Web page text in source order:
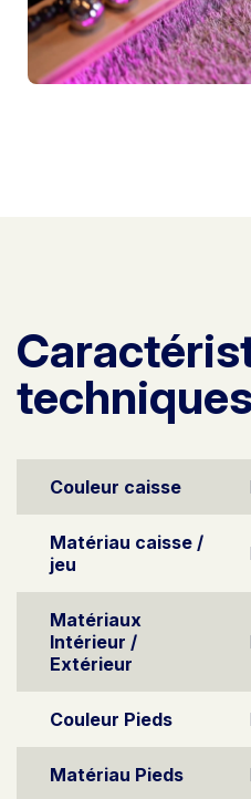
techniques
Couleur caisse
Matériau caisse /
jeu
Matériaux
Intérieur /
Extérieur
Couleur Pieds
Matériau Pieds